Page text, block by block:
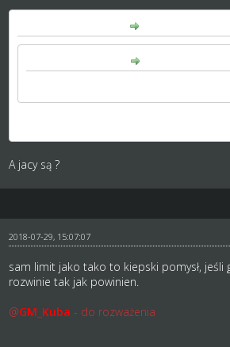
A jacy są ?
2018-07-29, 15:07:07
sam limit jako tako to kiepski pomysł,
rozwinie tak jak powinien.
@GM_Kuba - do rozważenia